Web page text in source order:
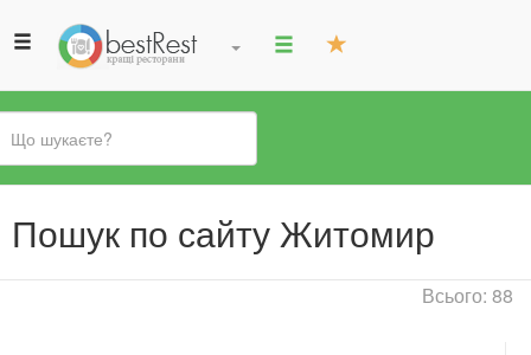
Ви
єПошук по сайту Житомир
Всього: 88